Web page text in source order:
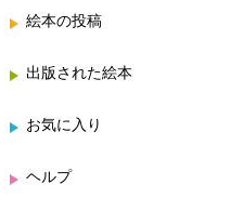
絵本の投稿
出版された絵本
お気に入り
ヘルプ